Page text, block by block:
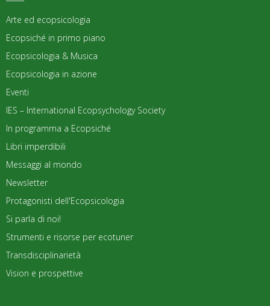
Arte ed ecopsicologia
Ecopsiché in primo piano
Ecopsicologia & Musica
Ecopsicologia in azione
Eventi
IES – International Ecopsychology Society
In programma a Ecopsiché
Libri imperdibili
Messaggi al mondo
Newsletter
Protagonisti dell'Ecopsicologia
Si parla di noi!
Strumenti e risorse per ecotuner
Transdisciplinarietà
Vision e prospettive